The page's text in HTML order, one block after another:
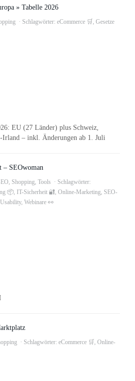
» Tabelle 2026
Schlagwörter: eCommerce 🛒, Gesetze
EU (27 Länder) plus Schweiz,
– inkl. Änderungen ab 1. Juli
– SEOwoman
, Shopping, Tools
Schlagwörter:
📦, IT-Sicherheit 🔐, Online-Marketing, SEO-
, Webinare 👀
Schlagwörter: eCommerce 🛒, Online-